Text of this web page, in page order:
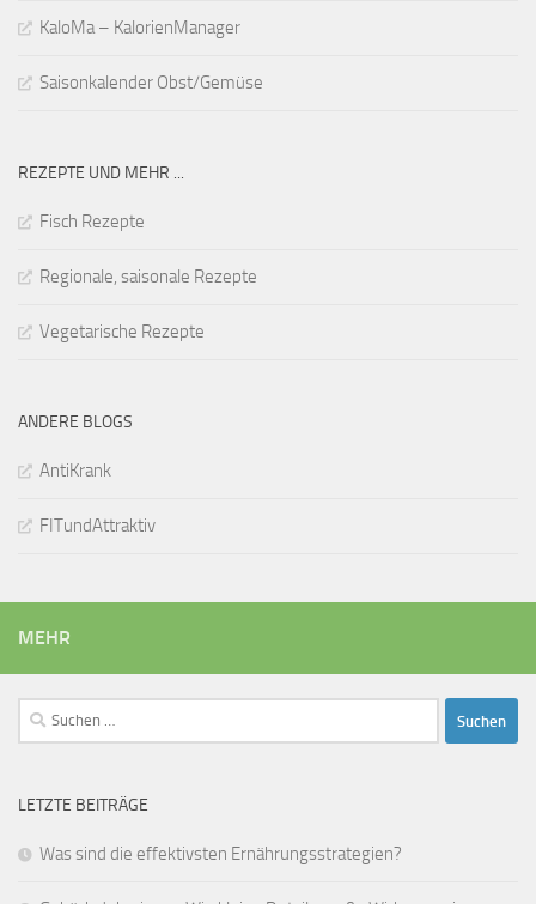
KaloMa – KalorienManager
Saisonkalender Obst/Gemüse
REZEPTE UND MEHR ...
Fisch Rezepte
Regionale, saisonale Rezepte
Vegetarische Rezepte
ANDERE BLOGS
AntiKrank
FITundAttraktiv
MEHR
Suchen
nach:
LETZTE BEITRÄGE
Was sind die effektivsten Ernährungsstrategien?